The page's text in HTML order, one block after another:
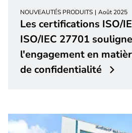
NOUVEAUTÉS PRODUITS Août 2025
Les certifications ISO/
ISO/IEC 27701
l'engagement en
de confidentialité